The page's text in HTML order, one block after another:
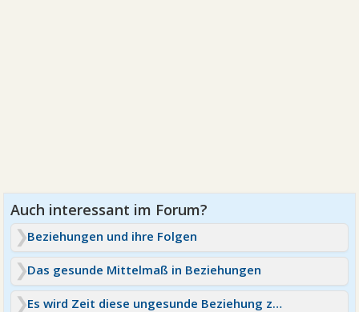
Beziehungen und ihre Folgen
Das gesunde Mittelmaß in Beziehungen
Es wird Zeit diese ungesunde Beziehung zu beenden